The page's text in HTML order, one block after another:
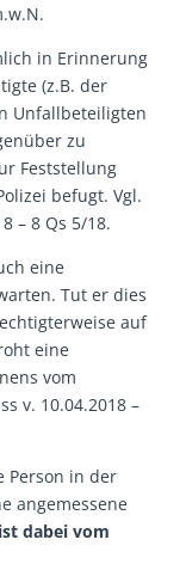
in Erinnerung
(z.B. der
Unfallbeteiligten
zu
Feststellung
befugt. Vgl.
– 8 Qs 5/18.
eine
Tut er dies
auf
eine
vom
v. 10.04.2018 –
Person in der
angemessene
dabei vom